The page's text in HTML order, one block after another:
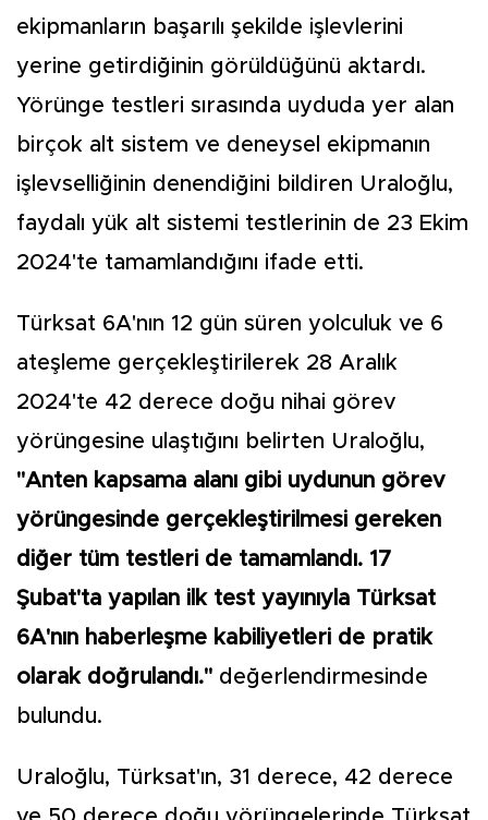
ekipmanların başarılı şekilde işlevlerini
yerine getirdiğinin görüldüğünü aktardı.
Yörünge testleri sırasında uyduda yer alan
birçok alt sistem ve deneysel ekipmanın
işlevselliğinin denendiğini bildiren Uraloğlu,
faydalı yük alt sistemi testlerinin de 23 Ekim
2024'te tamamlandığını ifade etti.
Türksat 6A'nın 12 gün süren yolculuk ve 6
ateşleme gerçekleştirilerek 28 Aralık
2024'te 42 derece doğu nihai görev
yörüngesine ulaştığını belirten Uraloğlu,
"Anten kapsama alanı gibi uydunun görev
yörüngesinde gerçekleştirilmesi gereken
diğer tüm testleri de tamamlandı. 17
Şubat'ta yapılan ilk test yayınıyla Türksat
6A'nın haberleşme kabiliyetleri de pratik
olarak doğrulandı." değerlendirmesinde
bulundu.
Uraloğlu, Türksat'ın, 31 derece, 42 derece